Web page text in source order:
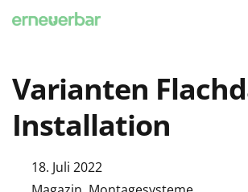
Varianten
Installation
18. Juli 2022